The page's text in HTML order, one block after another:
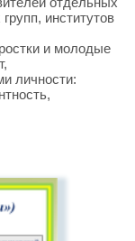
институтов
и молодые
личности: